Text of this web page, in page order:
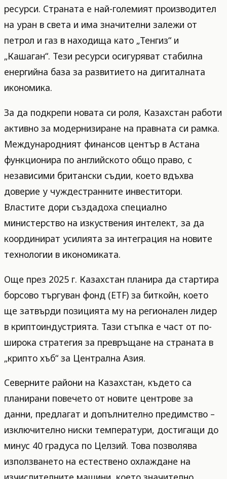
ресурси. Страната е най-големият производител
на уран в света и има значителни залежи от
петрол и газ в находища като „Тенгиз“ и
„Кашаган“. Тези ресурси осигуряват стабилна
енергийна база за развитието на дигиталната
икономика.
За да подкрепи новата си роля, Казахстан работи
активно за модернизиране на правната си рамка.
Международният финансов център в Астана
функционира по английското общо право, с
независими британски съдии, което вдъхва
доверие у чуждестранните инвеститори.
Властите дори създадоха специално
министерство на изкуствения интелект, за да
координират усилията за интеграция на новите
технологии в икономиката.
Още през 2025 г. Казахстан планира да стартира
борсово търгуван фонд (ETF) за биткойн, което
ще затвърди позицията му на регионален лидер
в криптоиндустрията. Тази стъпка е част от по-
широка стратегия за превръщане на страната в
„крипто хъб“ за Централна Азия.
Северните райони на Казахстан, където са
планирани повечето от новите центрове за
данни, предлагат и допълнително предимство –
изключително ниски температури, достигащи до
минус 40 градуса по Целзий. Това позволява
използването на естествено охлаждане на